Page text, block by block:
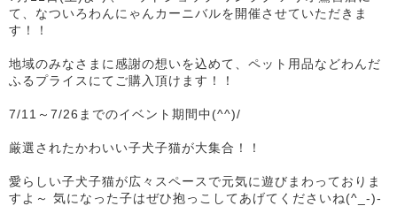
て、なついろわんにゃんカーニバルを開催させていただきま
す！！
地域のみなさまに感謝の想いを込めて、ペット用品などわんだ
ふるプライスにてご購入頂けます！！
7/11～7/26までのイベント期間中(^^)/
厳選されたかわいい子犬子猫が大集合！！
愛らしい子犬子猫が広々スペースで元気に遊びまわっておりま
すよ～ 気になった子はぜひ抱っこしてあげてくださいね(^_-)-